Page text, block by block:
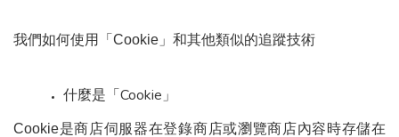
我們如何使用「Cookie」和其他類似的追蹤技術
什麼是「Cookie」
Cookie是商店伺服器在登錄商店或瀏覽商店內容時存儲在